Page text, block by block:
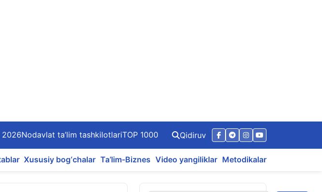
2026Nodavlat ta’lim tashkilotlariTOP 1000 Qidiruv
Xususiy bog‘chalar Ta’lim-Biznes Video yangiliklar Metodikalar